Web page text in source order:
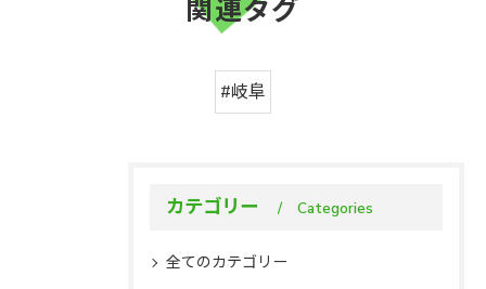
関連タグ
#岐阜
カテゴリー Categories
全てのカテゴリー